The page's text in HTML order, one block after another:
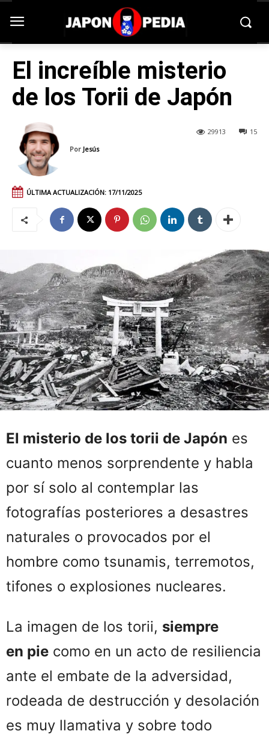
El increíble misterio
de los Torii de Japón
15
29913
Por Jesús
ÚLTIMA ACTUALIZACIÓN: 17/11/2025
El misterio de los torii de Japón es
cuanto menos sorprendente y habla
por sí solo al contemplar las
fotografías posteriores a desastres
naturales o provocados por el
hombre como tsunamis, terremotos,
tifones o explosiones nucleares.
La imagen de los torii, siempre
en pie como en un acto de resiliencia
ante el embate de la adversidad,
rodeada de destrucción y desolación
es muy llamativa y sobre todo